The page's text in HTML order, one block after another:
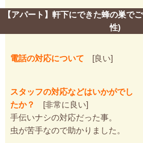
【アパート】軒下にできた蜂の巣で
性)
電話の対応について [良い]
スタッフの対応などはいかがでし
たか？
[非常に良い]
手伝いナシの対応だった事。
虫が苦手なので助かりました。